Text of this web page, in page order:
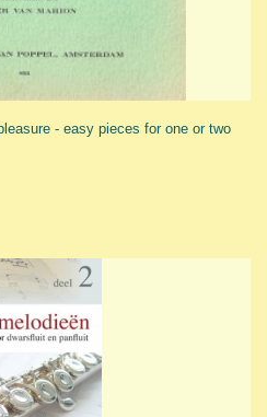
- easy pieces for one or two